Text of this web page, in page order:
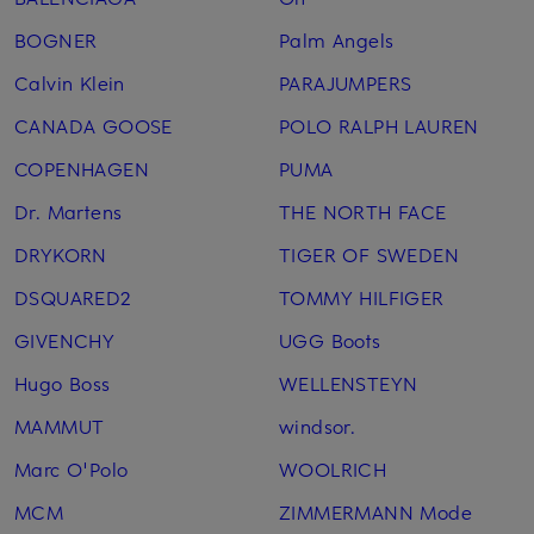
BOGNER
Calvin Klein
CANADA GOOSE
COPENHAGEN
Dr. Martens
DRYKORN
DSQUARED2
GIVENCHY
Hugo Boss
MAMMUT
Marc O'Polo
MCM
Palm Angels
PARAJUMPERS
POLO RALPH LAUREN
PUMA
THE NORTH FACE
TIGER OF SWEDEN
TOMMY HILFIGER
UGG Boots
WELLENSTEYN
windsor.
WOOLRICH
ZIMMERMANN Mode